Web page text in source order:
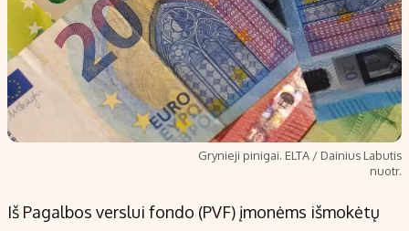
Infliacija
Migracija
Įdomios naujienos
Redakcija
Apie mus
Turinio žymėjimo taisyklės
Grynieji pinigai. ELTA / Dainius Labutis
nuotr.
Iš Pagalbos verslui fondo (PVF) įmonėms išmokėtų